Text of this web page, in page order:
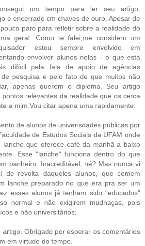
um tempo para ler seu artigo.
e encerrado cm chaves de ouro. Apesar de
paro para refletir sobre a realidade do
geral. Como te falei,me considero um
estou sempre envolvido em
envolver alunos nelas - o que está
difícil pela fala de apoio de agências
de pesquisa e pelo fato de que muitos não
apenas querem o diploma. Seu artigo
relevantes da realidade que os cerca
a mim.Vou citar apena uma rapidamente:
de alunos de univerisdades públicas por
de Estudos Sociais da UFAM onde
lanche que oferece café da manhã a baixo
Esse "lanche" funciona dentro do que
banheiro. Inacreditável, né? Mas nunca vi
de revolta daqueles alunos, que comem
lanche preparado no que era pra ser um
esses alunos já tenham sido "educados"
normal e não exigirem mudnaças, pois
e não universitários;
artigo. Obrigado por esperar os comentários
em virtude do tempo.